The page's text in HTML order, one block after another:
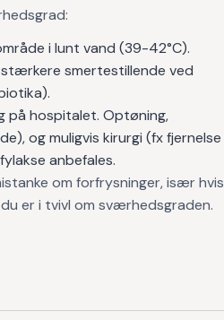
i lunt vand (39-42°C).
smertestillende ved
hospitalet. Optøning,
og muligvis kirurgi (fx fjernelse
anbefales.
om forfrysninger, især hvis
er i tvivl om sværhedsgraden.